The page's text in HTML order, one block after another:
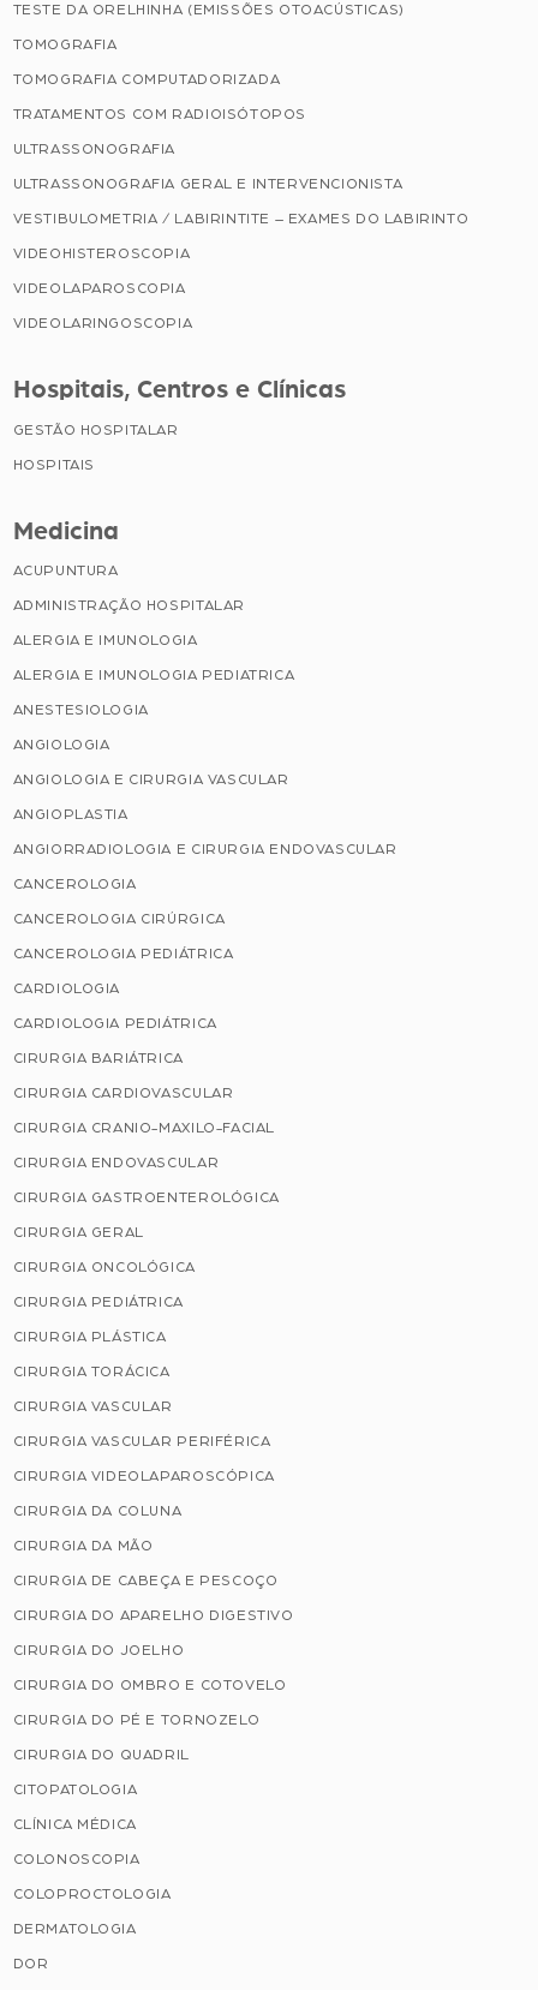
TESTE DA ORELHINHA (EMISSÕES OTOACÚSTICAS)
TOMOGRAFIA
TOMOGRAFIA COMPUTADORIZADA
TRATAMENTOS COM RADIOISÓTOPOS
ULTRASSONOGRAFIA
ULTRASSONOGRAFIA GERAL E INTERVENCIONISTA
VESTIBULOMETRIA / LABIRINTITE – EXAMES DO LABIRINTO
VIDEOHISTEROSCOPIA
VIDEOLAPAROSCOPIA
VIDEOLARINGOSCOPIA
Hospitais, Centros e Clínicas
GESTÃO HOSPITALAR
HOSPITAIS
Medicina
ACUPUNTURA
ADMINISTRAÇÃO HOSPITALAR
ALERGIA E IMUNOLOGIA
ALERGIA E IMUNOLOGIA PEDIATRICA
ANESTESIOLOGIA
ANGIOLOGIA
ANGIOLOGIA E CIRURGIA VASCULAR
ANGIOPLASTIA
ANGIORRADIOLOGIA E CIRURGIA ENDOVASCULAR
CANCEROLOGIA
CANCEROLOGIA CIRÚRGICA
CANCEROLOGIA PEDIÁTRICA
CARDIOLOGIA
CARDIOLOGIA PEDIÁTRICA
CIRURGIA BARIÁTRICA
CIRURGIA CARDIOVASCULAR
CIRURGIA CRANIO-MAXILO-FACIAL
CIRURGIA ENDOVASCULAR
CIRURGIA GASTROENTEROLÓGICA
CIRURGIA GERAL
CIRURGIA ONCOLÓGICA
CIRURGIA PEDIÁTRICA
CIRURGIA PLÁSTICA
CIRURGIA TORÁCICA
CIRURGIA VASCULAR
CIRURGIA VASCULAR PERIFÉRICA
CIRURGIA VIDEOLAPAROSCÓPICA
CIRURGIA DA COLUNA
CIRURGIA DA MÃO
CIRURGIA DE CABEÇA E PESCOÇO
CIRURGIA DO APARELHO DIGESTIVO
CIRURGIA DO JOELHO
CIRURGIA DO OMBRO E COTOVELO
CIRURGIA DO PÉ E TORNOZELO
CIRURGIA DO QUADRIL
CITOPATOLOGIA
CLÍNICA MÉDICA
COLONOSCOPIA
COLOPROCTOLOGIA
DERMATOLOGIA
DOR